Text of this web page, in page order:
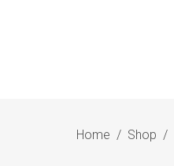
Home / Shop /